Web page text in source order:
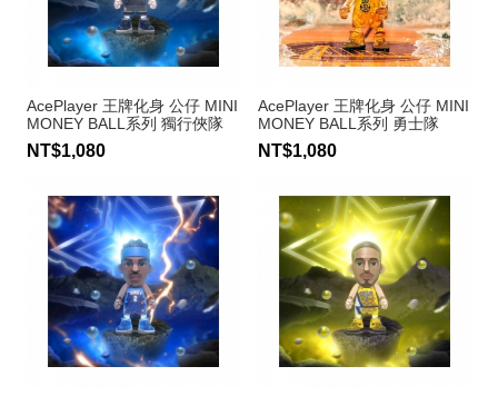
AcePlayer 王牌化身 公仔 MINI
MONEY BALL系列 獨行俠隊
Luka Doncic #77
NT$1,080
AcePlayer 王牌化身 公仔 MINI
MONEY BALL系列 勇士隊
Stephen Curry #30
NT$1,080